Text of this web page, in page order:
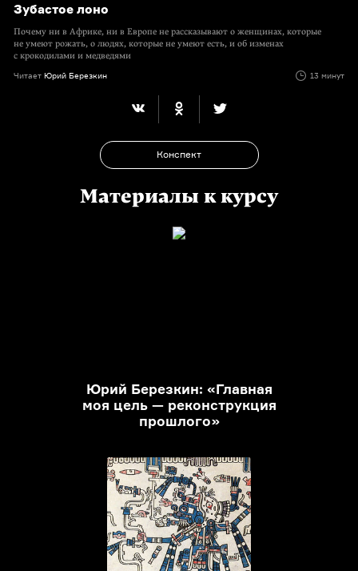
Зубастое лоно
Почему ни в Африке, ни в Европе не рассказывают о женщинах, которые
не умеют рожать, о людях, которые не умеют есть, и об изменах
с крокодилами и медведями
Читает Юрий Березкин 13 минут
Конспект
Материалы к курсу
Юрий Березкин: «Главная
моя цель — реконструкция
прошлого»